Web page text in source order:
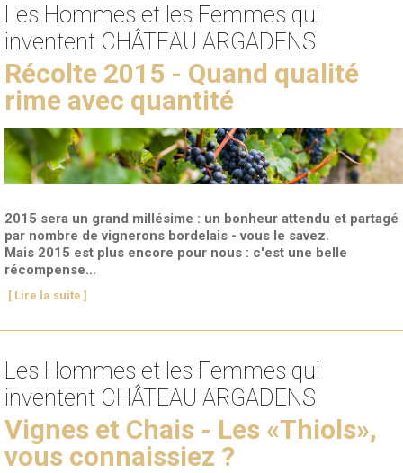
Les Hommes et les Femmes qui
inventent CHÂTEAU ARGADENS
Récolte 2015 - Quand qualité
rime avec quantité
2015 sera un grand millésime : un bonheur attendu et partagé
par nombre de vignerons bordelais - vous le savez.
Mais 2015 est plus encore pour nous : c'est une belle
récompense...
[ Lire la suite ]
Les Hommes et les Femmes qui
inventent CHÂTEAU ARGADENS
Vignes et Chais - Les «Thiols»,
vous connaissiez ?